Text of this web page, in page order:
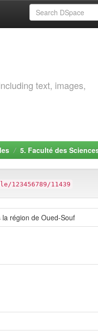
text, images,
5. Faculté des
11439
région de Oued-Souf